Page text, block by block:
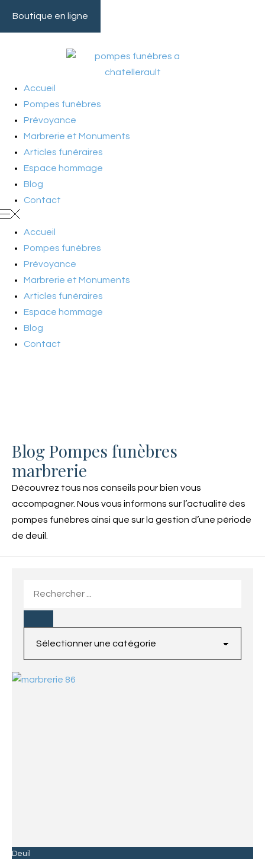
Boutique en ligne
Accueil
Pompes funèbres
Prévoyance
Marbrerie et Monuments
Articles funéraires
Espace hommage
Blog
Contact
Accueil
Pompes funèbres
Prévoyance
Marbrerie et Monuments
Articles funéraires
Espace hommage
Blog
Contact
Blog Pompes funèbres
marbrerie
Découvrez tous nos conseils pour bien vous
accompagner. Nous vous informons sur l’actualité des
pompes funèbres ainsi que sur la gestion d’une période
de deuil.
Deuil